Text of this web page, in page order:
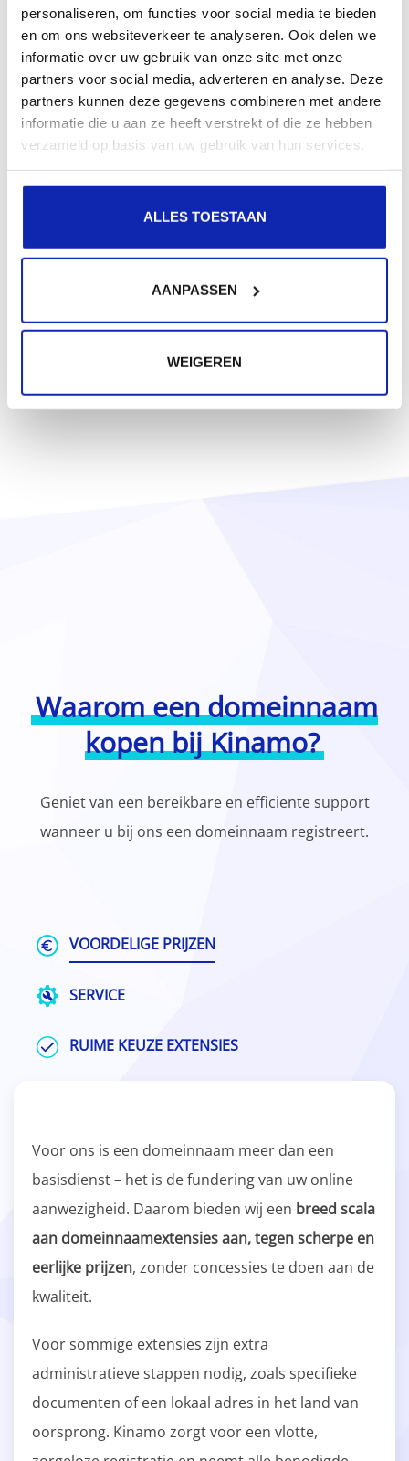
personaliseren, om functies voor social media te bieden
en om ons websiteverkeer te analyseren. Ook delen we
informatie over uw gebruik van onze site met onze
partners voor social media, adverteren en analyse. Deze
partners kunnen deze gegevens combineren met andere
informatie die u aan ze heeft verstrekt of die ze hebben
verzameld op basis van uw gebruik van hun services.
ALLES TOESTAAN
AANPASSEN
WEIGEREN
Waarom een domeinnaam
kopen bij Kinamo?
Geniet van een bereikbare en efficiente support
wanneer u bij ons een domeinnaam registreert.
VOORDELIGE PRIJZEN
SERVICE
RUIME KEUZE EXTENSIES
Voor ons is een domeinnaam meer dan een
basisdienst – het is de fundering van uw online
aanwezigheid. Daarom bieden wij een breed scala
aan domeinnaamextensies aan, tegen scherpe en
eerlijke prijzen, zonder concessies te doen aan de
kwaliteit.
Voor sommige extensies zijn extra
administratieve stappen nodig, zoals specifieke
documenten of een lokaal adres in het land van
oorsprong. Kinamo zorgt voor een vlotte,